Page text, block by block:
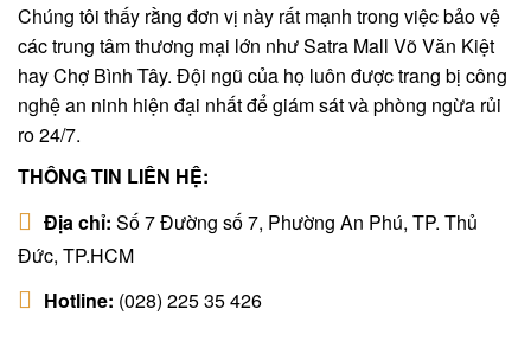
Chúng tôi thấy rằng đơn vị này rất mạnh trong việc bảo vệ
các trung tâm thương mại lớn như Satra Mall Võ Văn Kiệt
hay Chợ Bình Tây. Đội ngũ của họ luôn được trang bị công
nghệ an ninh hiện đại nhất để giám sát và phòng ngừa rủi
ro 24/7.
THÔNG TIN LIÊN HỆ:
Địa chỉ: Số 7 Đường số 7, Phường An Phú, TP. Thủ
Đức, TP.HCM
Hotline: (028) 225 35 426